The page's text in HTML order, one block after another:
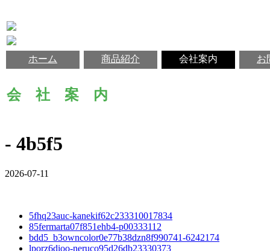
ホーム 商品紹介 会社案内 お
会 社 案 内
- 4b5f5
2026-07-11
5fhq23auc-kanekif62c233310017834
85fermarta07f851ehb4-p00333112
bdd5_b3owncolor0e77b38dzn8f990741-6242174
lporz6dioo-neruco95d26db23330373